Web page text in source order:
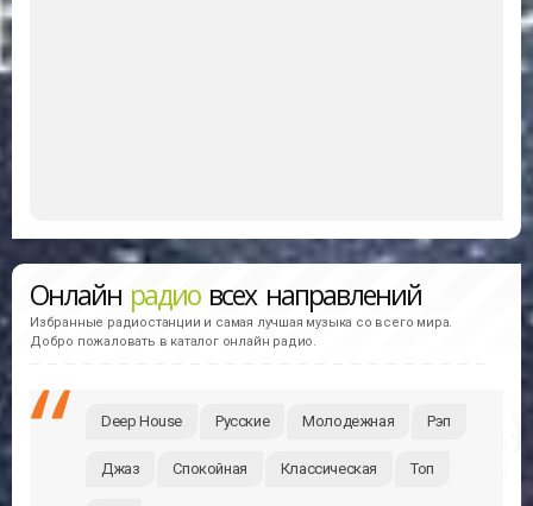
Онлайн радиовсех направлений
Избранные радиостанции и самая лучшая музыка со всего мира.
Добро пожаловать в каталог онлайн радио.
Deep House Русские Молодежная Рэп
Джаз Спокойная Классическая Топ